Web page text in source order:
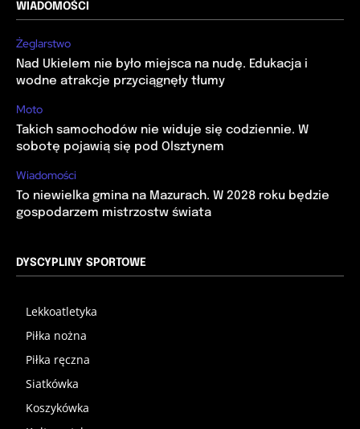
WIADOMOŚCI
Żeglarstwo
Nad Ukielem nie było miejsca na nudę. Edukacja i
wodne atrakcje przyciągnęły tłumy
Moto
Takich samochodów nie widuje się codziennie. W
sobotę pojawią się pod Olsztynem
Wiadomości
To niewielka gmina na Mazurach. W 2028 roku będzie
gospodarzem mistrzostw świata
DYSCYPLINY SPORTOWE
Lekkoatletyka
Piłka nożna
Piłka ręczna
Siatkówka
Koszykówka